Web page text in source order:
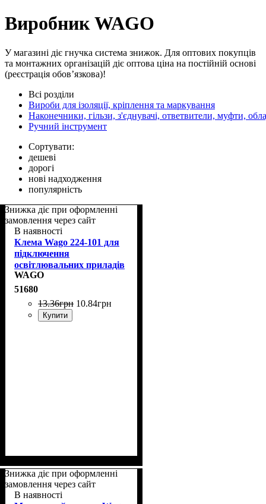
Виробник WAGO
У магазині діє гнучка система знижок. Для оптових покупців
та монтажних організацій діє оптова ціна на постійній основі
(реєстрація обов’язкова)!
Всі розділи
Вироби для ізоляції, кріплення та маркування
Наконечники, гільзи, з'єднувачі, ответвители, муфти,
Ручний інструмент
Сортувати:
дешеві
дорогі
нові надходження
популярність
Знижка діє при оформленні
замовлення через сайт
В наявності
Клема Wago 224-101 для
підключення
освітлювальних приладів
WAGO
51680
13.36грн 10.84грн
Купити
Знижка діє при оформленні
замовлення через сайт
В наявності